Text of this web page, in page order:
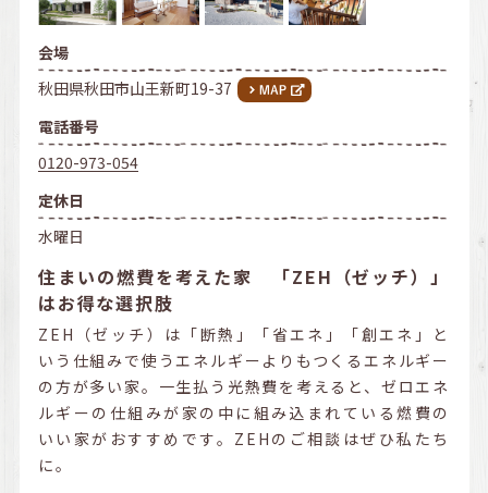
会場
秋田県秋田市山王新町19-37
電話番号
0120-973-054
定休日
水曜日
住まいの燃費を考えた家 「ZEH（ゼッチ）」
はお得な選択肢
ZEH（ゼッチ）は「断熱」「省エネ」「創エネ」と
いう仕組みで使うエネルギーよりもつくるエネルギー
の方が多い家。一生払う光熱費を考えると、ゼロエネ
ルギーの仕組みが家の中に組み込まれている燃費の
いい家がおすすめです。ZEHのご相談はぜひ私たち
に。